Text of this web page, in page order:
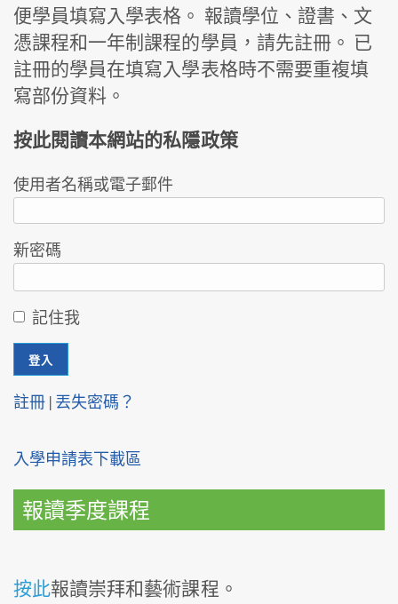
便學員填寫入學表格。 報讀學位、證書、文
憑課程和一年制課程的學員，請先註冊。 已
註冊的學員在填寫入學表格時不需要重複填
寫部份資料。
按此閱讀本網站的私隱政策
使用者名稱或電子郵件
新密碼
記住我
註冊 | 丟失密碼？
入學申請表下載區
報讀季度課程
按此報讀崇拜和藝術課程。